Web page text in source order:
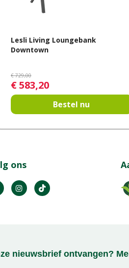
Lesli Living Loungebank
Downtown
€ 729,00
€583,20
Bestel nu
ons
nieuwsbrief ontvangen?